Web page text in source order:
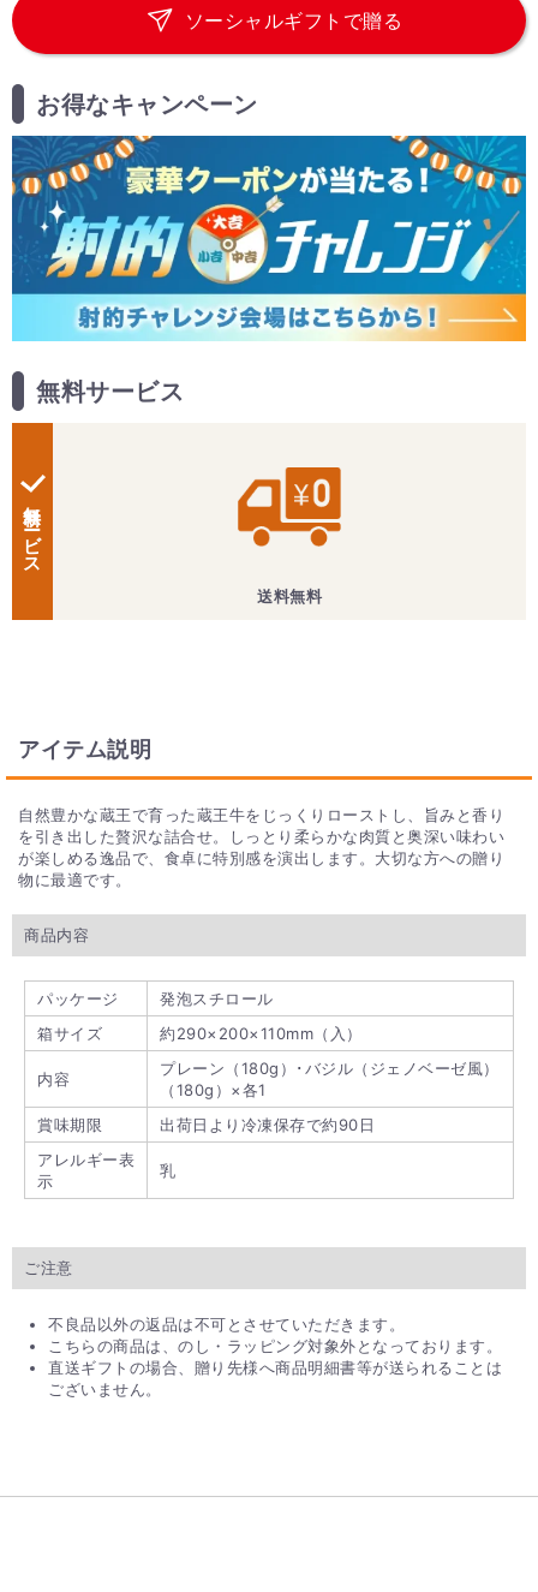
ソーシャルギフトで贈る
お得なキャンペーン
無料サービス
無料サービス
送料無料
アイテム説明
自然豊かな蔵王で育った蔵王牛をじっくりローストし、旨みと香り
を引き出した贅沢な詰合せ。しっとり柔らかな肉質と奥深い味わい
が楽しめる逸品で、食卓に特別感を演出します。大切な方への贈り
物に最適です。
商品内容
パッケージ
発泡スチロール
箱サイズ
約290×200×110mm（入）
内容
プレーン（180g）･バジル（ジェノベーゼ風）
（180g）×各1
賞味期限
出荷日より冷凍保存で約90日
アレルギー表
示
乳
ご注意
不良品以外の返品は不可とさせていただきます。
こちらの商品は、のし・ラッピング対象外となっております。
直送ギフトの場合、贈り先様へ商品明細書等が送られることは
ございません。